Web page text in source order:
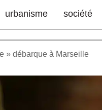
urbanisme société
» débarque à Marseille